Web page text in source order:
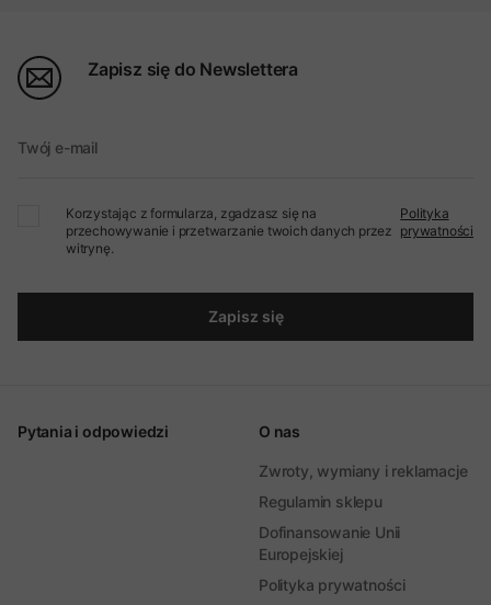
Zapisz się do Newslettera
Twój e-mail
Korzystając z formularza, zgadzasz się na
przechowywanie i przetwarzanie twoich danych przez
witrynę.
Polityka
prywatności
Zapisz się
Pytania i odpowiedzi O nas
Zwroty, wymiany i reklamacje
Regulamin sklepu
Dofinansowanie Unii
Europejskiej
Polityka prywatności